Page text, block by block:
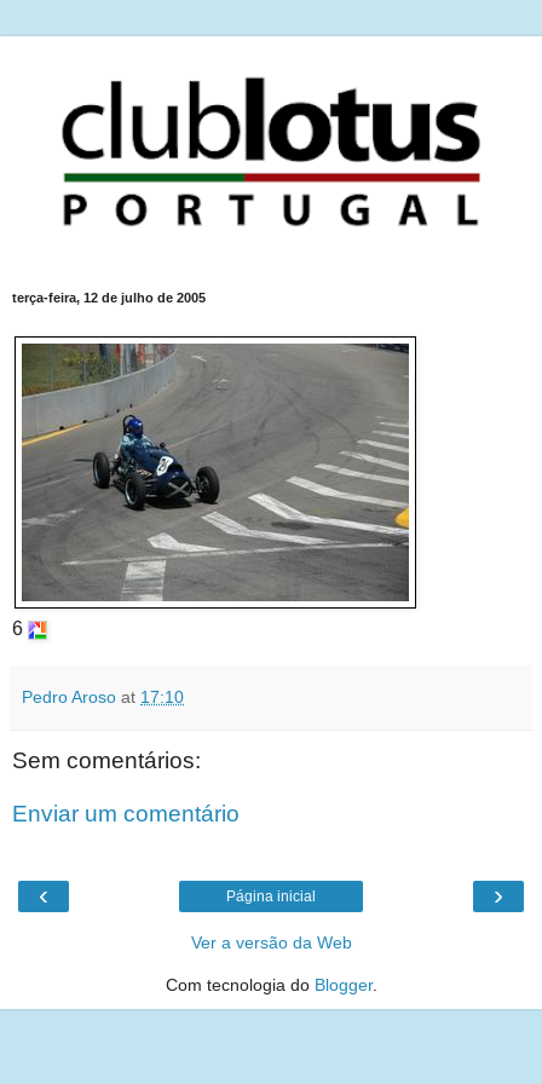
terça-feira, 12 de julho de 2005
6
Pedro Aroso at 17:10
Sem comentários:
Enviar um comentário
‹ ›
Página inicial
Ver a versão da Web
Com tecnologia do Blogger.